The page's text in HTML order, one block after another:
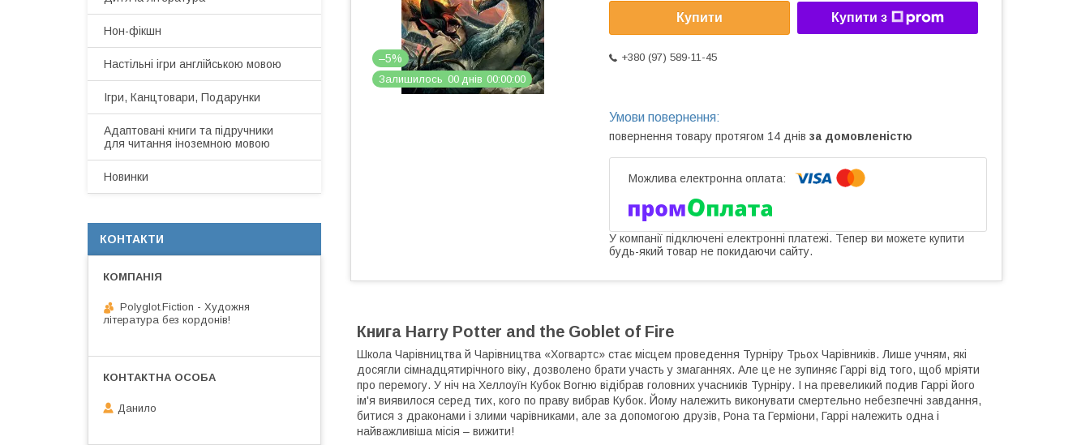
–5%
Залишилось 00 днів 00 00 00
Купити Купити з
+380 (97) 589-11-45
повернення товару протягом 14 днів за домовленістю
У компанії підключені електронні платежі. Тепер ви можете купити
будь-який товар не покидаючи сайту.
Книга Harry Potter and the Goblet of Fire
Школа Чарівництва й Чарівництва «Хогвартс» стає місцем проведення Турніру Трьох Чарівників. Лише учням, які
досягли сімнадцятирічного віку, дозволено брати участь у змаганнях. Але це не зупиняє Гаррі від того, щоб мріяти
про перемогу. У ніч на Хеллоуїн Кубок Вогню відібрав головних учасників Турніру. І на превеликий подив Гаррі його
ім'я виявилося серед тих, кого по праву вибрав Кубок. Йому належить виконувати смертельно небезпечні завдання,
битися з драконами і злими чарівниками, але за допомогою друзів, Рона та Герміони, Гаррі належить одна і
найважливіша місія – вижити!
Нон-фікшн
Настільні ігри англійською мовою
Ігри, Канцтовари, Подарунки
Адаптовані книги та підручники
для читання іноземною мовою
Новинки
КОНТАКТИ
Polyglot.Fiction - Художня
література без кордонів!
Данило